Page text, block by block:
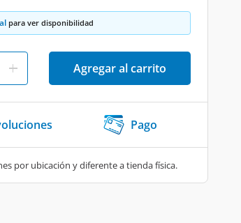
para ver disponibilidad
Agregar al carrito
Pago
por ubicación y diferente a tienda física.